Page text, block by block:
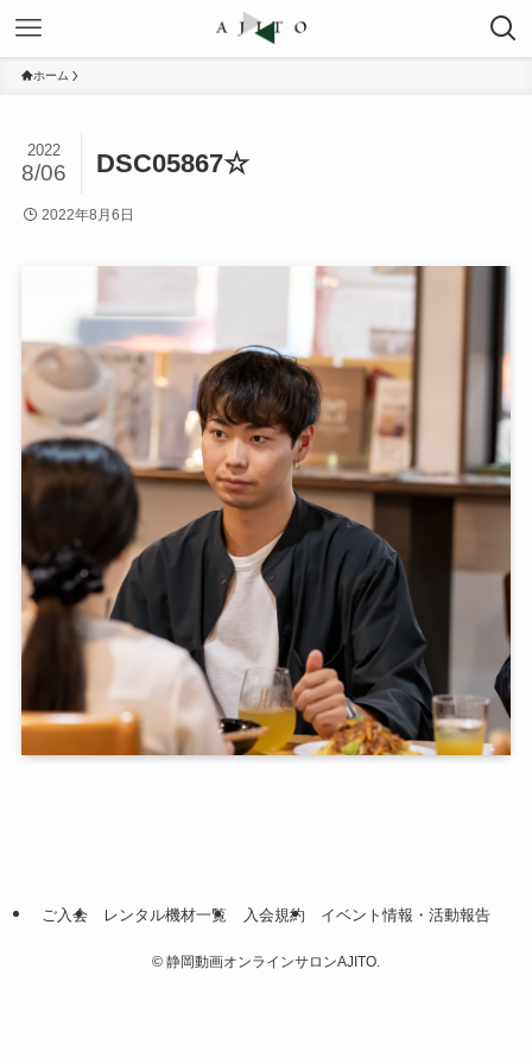
ホーム
DSC05867☆
2022
8/06
2022年8月6日
ご入会 レンタル機材一覧 入会規約 イベント情報・活動報告
© 静岡動画オンラインサロンAJITO.